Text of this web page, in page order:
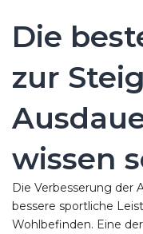
Die
zur
wissen
Die Verbesserung der
bessere sportliche
Wohlbefinden. Eine